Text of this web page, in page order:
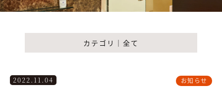
カテゴリ｜全て
2022.11.04 お知らせ